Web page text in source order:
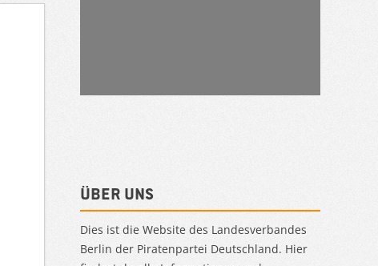
Über uns
Dies ist die Website des Landesverbandes
Berlin der Piratenpartei Deutschland. Hier